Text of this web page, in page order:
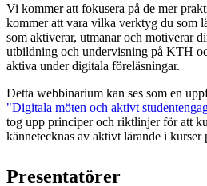
Vi kommer att fokusera på de mer
kommer att vara vilka verktyg du som
som aktiverar, utmanar och motiverar
utbildning och undervisning på KTH
aktiva under digitala föreläsningar.
Detta webbinarium kan ses som en
"Digitala möten och aktivt
tog upp principer och riktlinjer för att
kännetecknas av aktivt lärande i kurser
Presentatörer